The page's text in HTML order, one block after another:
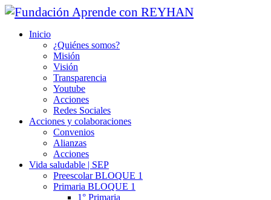
Inicio
¿Quiénes somos?
Misión
Visión
Transparencia
Youtube
Acciones
Redes Sociales
Acciones y colaboraciones
Convenios
Alianzas
Acciones
Vida saludable | SEP
Preescolar BLOQUE 1
Primaria BLOQUE 1
1° Primaria